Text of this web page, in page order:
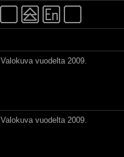
Valokuva vuodelta 2009.
Valokuva vuodelta 2009.